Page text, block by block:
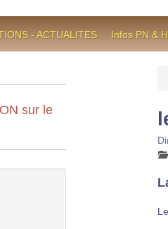
- ACTUALITES Infos PN &
sur le